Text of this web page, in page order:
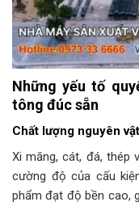
Những yếu tố
tông đúc sẵn
Chất lượng nguyên
Xi măng, cát, đá, thép
cường độ của cấu
phẩm đạt độ bền cao,